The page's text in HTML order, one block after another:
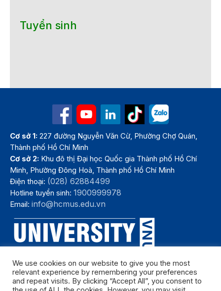
Tuyển sinh
Cơ sở 1: 227 đường Nguyễn Văn Cừ, Phường Chợ Quán,
Thành phố Hồ Chí Minh
Cơ sở 2: Khu đô thị Đại học Quốc gia Thành phố Hồ Chí
Minh, Phường Đông Hoà, Thành phố Hồ Chí Minh
Điện thoại: (028) 62884499
Hotline tuyển sinh:1900999978
Email:info@hcmus.edu.vn
We use cookies on our website to give you the most
relevant experience by remembering your preferences
and repeat visits. By clicking “Accept All”, you consent to